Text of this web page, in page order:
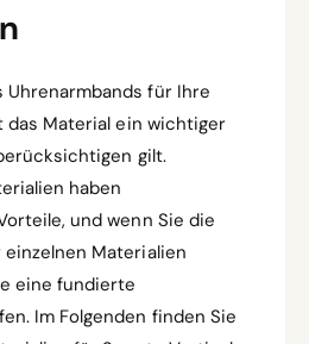
Uhrenarmbands für Ihre
das Material ein wichtiger
gilt.
haben
und wenn Sie die
Materialien
eine fundierte
Im Folgenden finden Sie